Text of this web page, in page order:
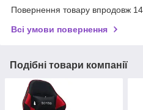
Повернення товару впродовж
Всі умови повернення
Подібні товари компанії